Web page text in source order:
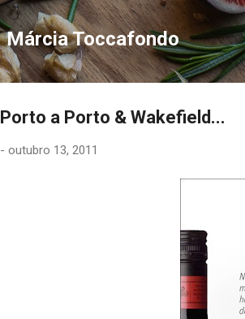
Márcia Toccafondo
Porto a Porto & Wakefield...
- outubro 13, 2011